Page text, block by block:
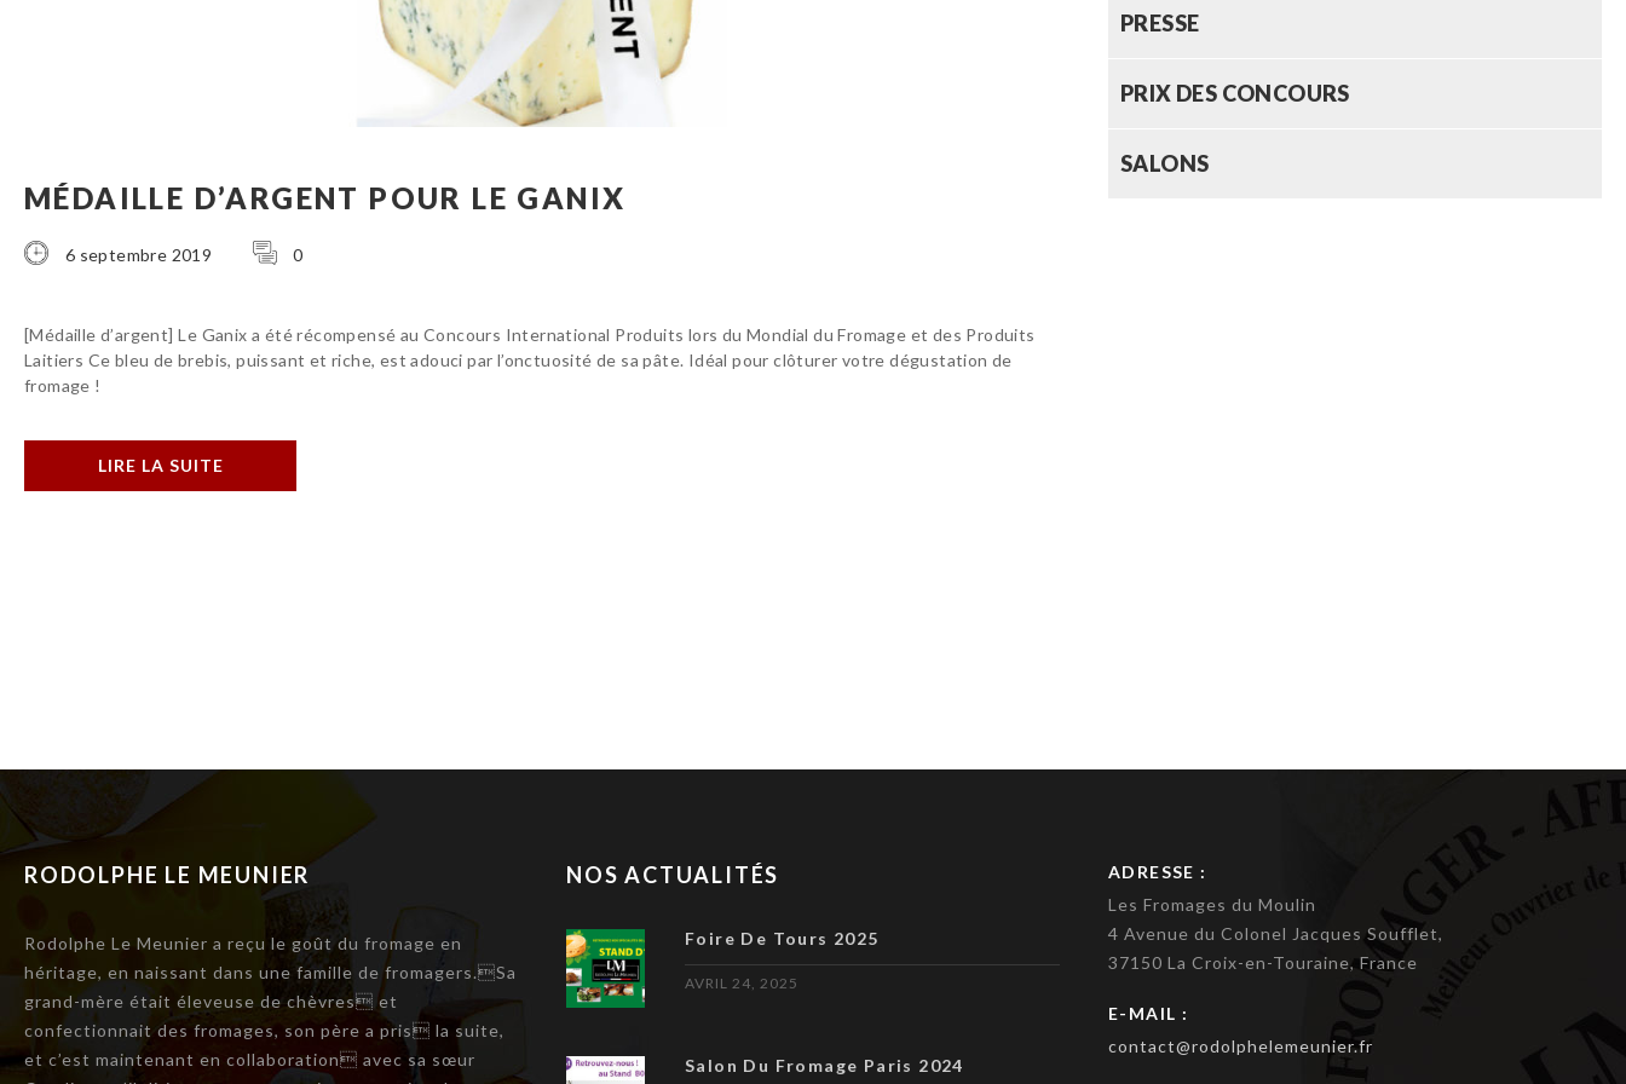
MÉDAILLE D’ARGENT POUR LE GANIX
6 septembre 2019 0
[Médaille d’argent]⁠ Le Ganix a été récompensé au Concours International Produits lors du Mondial du Fromage et des Produits
Laitiers Ce bleu de brebis, puissant et riche, est adouci par l’onctuosité de sa pâte. Idéal pour clôturer votre dégustation de
fromage !
LIRE LA SUITE
PRESSE
PRIX DES CONCOURS
SALONS
RODOLPHE LE MEUNIER
Rodolphe Le Meunier a reçu le goût du fromage en
héritage, en naissant dans une famille de fromagers.Sa
grand-mère était éleveuse de chèvres et
confectionnait des fromages, son père a pris la suite,
et c’est maintenant en collaboration avec sa sœur
NOS ACTUALITÉS
Foire De Tours 2025
AVRIL 24, 2025
Salon Du Fromage Paris 2024
ADRESSE :
Les Fromages du Moulin
4 Avenue du Colonel Jacques Soufflet,
37150 La Croix-en-Touraine, France
E-MAIL :
contact@rodolphelemeunier.fr